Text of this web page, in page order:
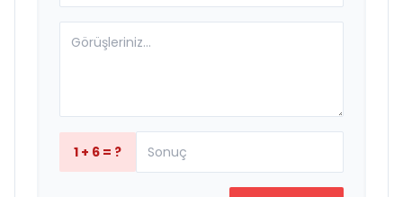
1 + 6 = ?